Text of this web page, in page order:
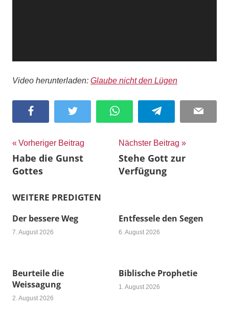
Video herunterladen: Glaube nicht den Lügen
Facebook Twitter WhatsApp Telegram Email
Beitragsnavigation
Vorheriger Beitrag
Habe die Gunst
Gottes
Nächster Beitrag
Stehe Gott zur
Verfügung
WEITERE PREDIGTEN
Der bessere Weg
7. August 2026
Entfessele den Segen
6. August 2026
Beurteile die
Weissagung
2. August 2026
Biblische Prophetie
1. August 2026